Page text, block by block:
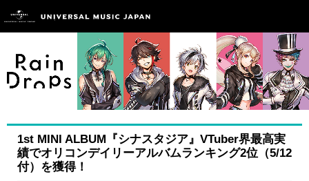
1st MINI ALBUM『シナスタジア』VTuber界最高実
績でオリコンデイリーアルバムランキング2位（5/12
付）を獲得！